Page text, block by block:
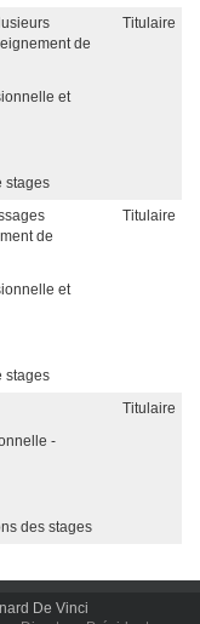
de
Titulaire
et
stages
de
Titulaire
et
stages
Titulaire
-
des stages
De Vinci